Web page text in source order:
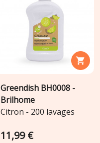

Greendish BH0008 -
Brilhome
Citron - 200 lavages
11,99 €